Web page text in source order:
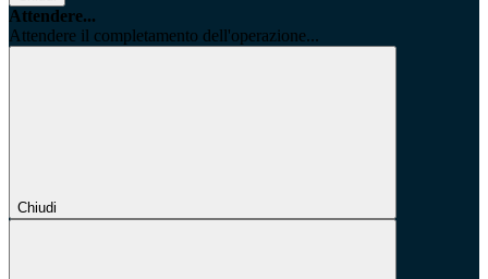
Attendere...
Attendere il completamento dell'operazione...
Chiudi